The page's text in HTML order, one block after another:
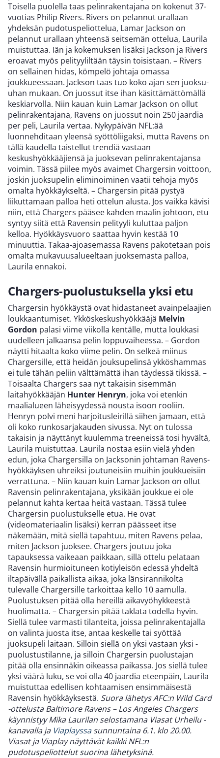
Toisella puolella taas pelinrakentajana on kokenut 37-
vuotias Philip Rivers. Rivers on pelannut urallaan
yhdeksän pudotuspeliottelua, Lamar Jackson on
pelannut urallaan yhteensä seitsemän ottelua, Laurila
muistuttaa. Iän ja kokemuksen lisäksi Jackson ja Rivers
eroavat myös pelityyliltään täysin toisistaan. – Rivers
on sellainen hidas, kömpelö johtaja omassa
joukkueessaan. Jackson taas tuo koko ajan sen juoksu-
uhan mukaan. On juossut itse ihan käsittämättömällä
keskiarvolla. Niin kauan kuin Lamar Jackson on ollut
pelinrakentajana, Ravens on juossut noin 250 jaardia
per peli, Laurila vertaa. Nykypäivän NFL:ää
luonnehditaan yleensä syöttöliigaksi, mutta Ravens on
tällä kaudella taistellut trendiä vastaan
keskushyökkääjiensä ja juoksevan pelinrakentajansa
voimin. Tässä piilee myös avaimet Chargersin voittoon,
joskin juoksupelin eliminoiminen vaatii tehoja myös
omalta hyökkäykseltä. – Chargersin pitää pystyä
liikuttamaan palloa heti ottelun alusta. Jos vaikka kävisi
niin, että Chargers pääsee kahden maalin johtoon, etu
syntyy siitä että Ravensin pelityyli kuluttaa paljon
kelloa. Hyökkäysvuoro saattaa hyvin kestää 10
minuuttia. Takaa-ajoasemassa Ravens pakotetaan pois
omalta mukavuusalueeltaan juoksemasta palloa,
Laurila ennakoi.
Chargers-puolustuksella yksi etu
Chargersin hyökkäystä ovat hidastaneet avainpelaajien
loukkaantumiset. Ykköskeskushyökkääjä Melvin
Gordon palasi viime viikolla kentälle, mutta loukkasi
uudelleen jalkaansa pelin loppuvaiheessa. – Gordon
näytti hitaalta koko viime pelin. On selkeä miinus
Chargersille, että heidän jouksupelinsä ykköshammas
ei tule tähän peliin välttämättä ihan täydessä tikissä. –
Toisaalta Chargers saa nyt takaisin sisemmän
laitahyökkääjän Hunter Henryn, joka voi etenkin
maalialueen läheisyydessä nousta isoon rooliin.
Henryn polvi meni harjoitusleirillä siihen jamaan, että
oli koko runkosarjakauden sivussa. Nyt on tulossa
takaisin ja näyttänyt kuulemma treeneissä tosi hyvältä,
Laurila muistuttaa. Laurila nostaa esiin vielä yhden
edun, joka Chargersilla on Jacksonin johtaman Ravens-
hyökkäyksen uhreiksi joutuneisiin muihin joukkueisiin
verrattuna. – Niin kauan kuin Lamar Jackson on ollut
Ravensin pelinrakentajana, yksikään joukkue ei ole
pelannut kahta kertaa heitä vastaan. Tässä tulee
Chargersin puolustukselle etua. He ovat
(videomateriaalin lisäksi) kerran päässeet itse
näkemään, mitä siellä tapahtuu, miten Ravens pelaa,
miten Jackson juoksee. Chargers joutuu joka
tapauksessa vaikeaan paikkaan, sillä ottelu pelataan
Ravensin hurmioituneen kotiyleisön edessä yhdeltä
iltapäivällä paikallista aikaa, joka länsirannikolta
tulevalle Chargersille tarkoittaa kello 10 aamulla.
Puolustuksen pitää olla hereillä aikavyöhykkeestä
huolimatta. – Chargersin pitää taklata todella hyvin.
Siellä tulee varmasti tilanteita, joissa pelinrakentajalla
on valinta juosta itse, antaa keskelle tai syöttää
juoksupeli laitaan. Silloin siellä on yksi vastaan yksi -
puolustustilanne, ja silloin Chargersin puolustajan
pitää olla ensinnäkin oikeassa paikassa. Jos siellä tulee
yksi väärä luku, se voi olla 40 jaardia eteenpäin, Laurila
muistuttaa edellisen kohtaamisen ensimmäisestä
Ravensin hyökkäyksestä. Suora lähetys AFC:n Wild Card
-ottelusta Baltimore Ravens – Los Angeles Chargers
käynnistyy Mika Laurilan selostamana Viasat Urheilu -
kanavalla ja Viaplayssasunnuntaina 6.1. klo 20.00.
Viasat ja Viaplay näyttävät kaikki NFL:n
pudotuspeliottelut suorina lähetyksinä.